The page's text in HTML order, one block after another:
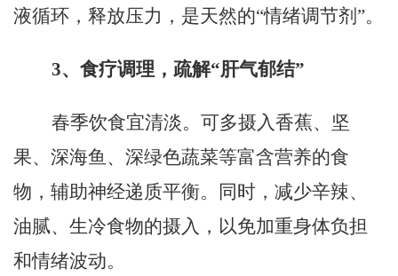
液循环，释放压力，是天然的“情绪调节剂”。
3、 食疗调理，疏解“肝气郁结”
春季饮食宜清淡。可多摄入香蕉、坚
果、深海鱼、深绿色蔬菜等富含营养的食
物，辅助神经递质平衡。同时，减少辛辣、
油腻、生冷食物的摄入，以免加重身体负担
和情绪波动。